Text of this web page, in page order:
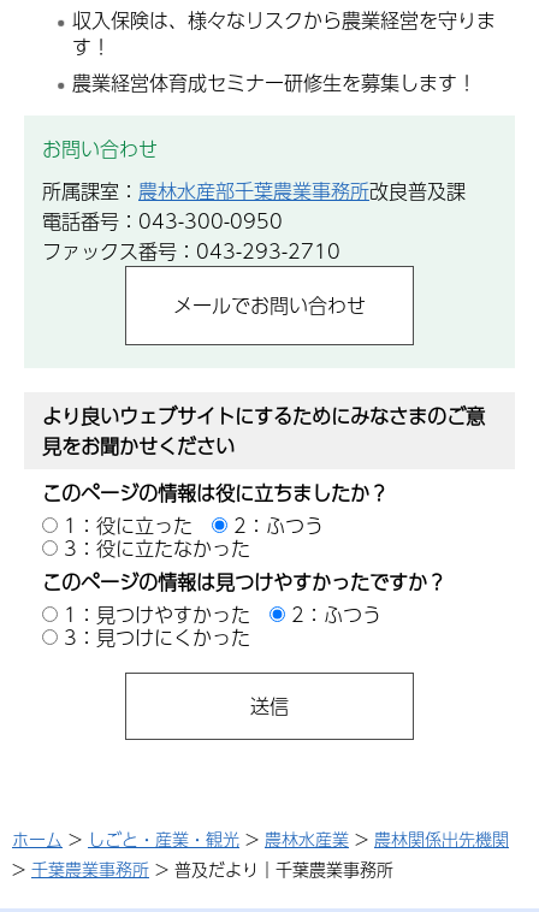
収入保険は、様々なリスクから農業経営を守りま
す！
農業経営体育成セミナー研修生を募集します！
お問い合わせ
所属課室： 農林水産部千葉農業事務所改良普及課
電話番号：043-300-0950
ファックス番号：043-293-2710
より良いウェブサイトにするためにみなさまのご意
見をお聞かせください
このページの情報は役に立ちましたか？
1：役に立った
2：ふつう
3：役に立たなかった
このページの情報は見つけやすかったですか？
1：見つけやすかった
2：ふつう
3：見つけにくかった
ホーム > しごと・産業・観光 > 農林水産業 > 農林関係出先機関
> 千葉農業事務所 > 普及だより｜千葉農業事務所